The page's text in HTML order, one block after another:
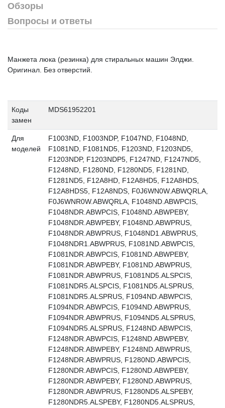
Обзоры
Вопросы и ответы
Манжета люка (резинка) для стиральных машин Элджи.
Оригинал. Без отверстий.
Коды
замен
MDS61952201
Для
моделей
F1003ND, F1003NDP, F1047ND, F1048ND,
F1081ND, F1081ND5, F1203ND, F1203ND5,
F1203NDP, F1203NDP5, F1247ND, F1247ND5,
F1248ND, F1280ND, F1280ND5, F1281ND,
F1281ND5, F12A8HD, F12A8HD5, F12A8HDS,
F12A8HDS5, F12A8NDS, F0J6WN0W.ABWQRLA,
F0J6WNR0W.ABWQRLA, F1048ND.ABWPCIS,
F1048NDR.ABWPCIS, F1048ND.ABWPEBY,
F1048NDR.ABWPEBY, F1048ND.ABWPRUS,
F1048NDR.ABWPRUS, F1048ND1.ABWPRUS,
F1048NDR1.ABWPRUS, F1081ND.ABWPCIS,
F1081NDR.ABWPCIS, F1081ND.ABWPEBY,
F1081NDR.ABWPEBY, F1081ND.ABWPRUS,
F1081NDR.ABWPRUS, F1081ND5.ALSPCIS,
F1081NDR5.ALSPCIS, F1081ND5.ALSPRUS,
F1081NDR5.ALSPRUS, F1094ND.ABWPCIS,
F1094NDR.ABWPCIS, F1094ND.ABWPRUS,
F1094NDR.ABWPRUS, F1094ND5.ALSPRUS,
F1094NDR5.ALSPRUS, F1248ND.ABWPCIS,
F1248NDR.ABWPCIS, F1248ND.ABWPEBY,
F1248NDR.ABWPEBY, F1248ND.ABWPRUS,
F1248NDR.ABWPRUS, F1280ND.ABWPCIS,
F1280NDR.ABWPCIS, F1280ND.ABWPEBY,
F1280NDR.ABWPEBY, F1280ND.ABWPRUS,
F1280NDR.ABWPRUS, F1280ND5.ALSPEBY,
F1280NDR5.ALSPEBY, F1280ND5.ALSPRUS,